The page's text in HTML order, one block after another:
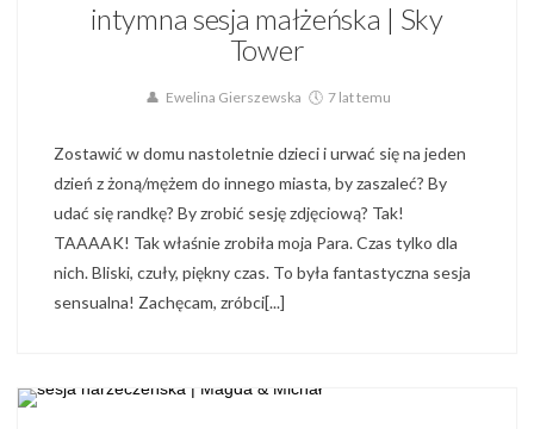
intymna sesja małżeńska | Sky
Tower
Ewelina Gierszewska 7 lat temu
Zostawić w domu nastoletnie dzieci i urwać się na jeden
dzień z żoną/mężem do innego miasta, by zaszaleć? By
udać się randkę? By zrobić sesję zdjęciową? Tak!
TAAAAK! Tak właśnie zrobiła moja Para. Czas tylko dla
nich. Bliski, czuły, piękny czas. To była fantastyczna sesja
sensualna! Zachęcam, zróbci[...]